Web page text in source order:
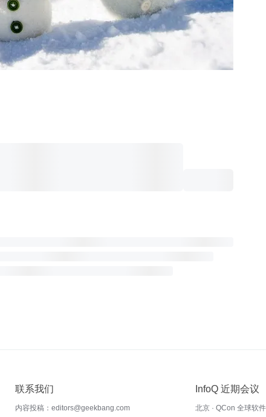
联系我们
内容投稿：editors@geekbang.com
InfoQ 近期会议
北京 · QCon 全球软